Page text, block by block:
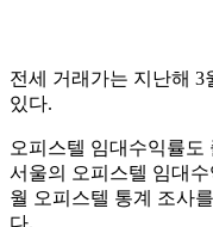
전세 거래가는 지난해 3
있다.
오피스텔 임대수익률도
서울의 오피스텔 임대
월 오피스텔 통계 조사